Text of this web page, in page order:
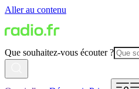
Aller au contenu
Que souhaitez-vous écouter ?